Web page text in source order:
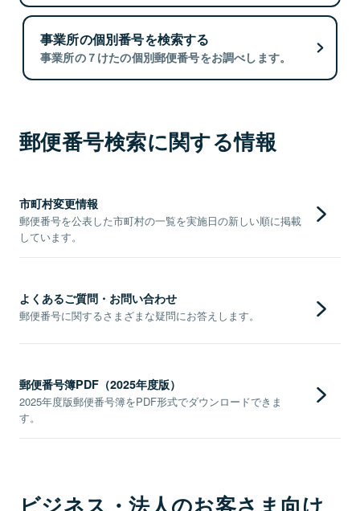
事業所の個別番号を検索する
事業所の７けたの個別郵便番号をお調べします。
郵便番号検索に関する情報
市町村変更情報
郵便番号を公表した市町村の一覧を実施日の新しい順に掲載
しています。
よくあるご質問・お問い合わせ
郵便番号に関するさまざまな疑問にお答えします。
郵便番号簿PDF（2025年度版）
2025年度版郵便番号簿をPDF形式でダウンロードできま
す。